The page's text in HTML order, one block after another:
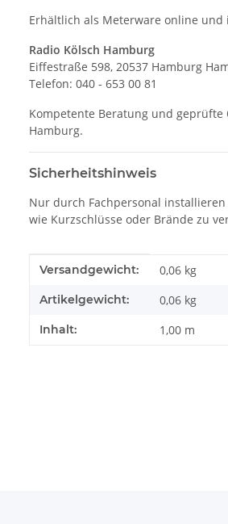
Erhältlich als Meterware online und
Radio Kölsch Hamburg
Eiffestraße 598, 20537 Hamburg
Telefon: 040 - 653 00 81
Kompetente Beratung und geprüfte
Hamburg.
Sicherheitshinweis
Nur durch Fachpersonal installieren
wie Kurzschlüsse oder Brände zu
Produkteigenschaft
Wert
Versandgewicht: 0,06 kg
Artikelgewicht: 0,06 kg
Inhalt: 1,00 m